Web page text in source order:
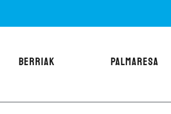
BERRIAK PALMARESA